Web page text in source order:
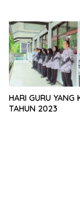
HARI GURU YANG
TAHUN 2023